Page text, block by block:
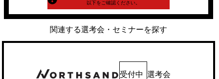
以下をご確認ください。
関連する選考会・セミナーを探す
受付中 選考会